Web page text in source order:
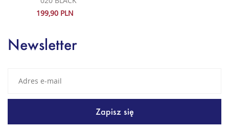
199,90 PLN
Newsletter